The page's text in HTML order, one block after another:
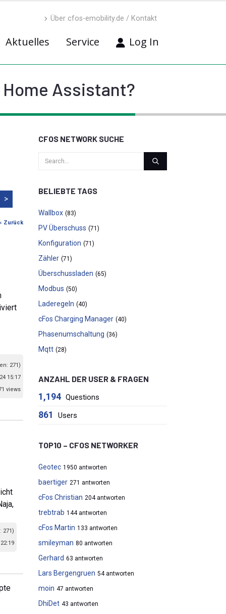
Über cfos-emobility.de / Kontakt
Aktuelles Service Log In
Assistant?
>
Zurück
271)
15:17
views
271)
CFOS NETWORK SUCHE
BELIEBTE TAGS
Wallbox (83)
PV Überschuss (71)
Konfiguration (71)
Zähler (71)
Überschussladen (65)
Modbus (50)
Laderegeln (40)
cFos Charging Manager (40)
Phasenumschaltung (36)
Mqtt (28)
ANZAHL DER USER & FRAGEN
1,194 Questions
861 Users
TOP10 – CFOS NETWORKER
Geotec 1950 antworten
baertiger 271 antworten
cFos Christian 204 antworten
trebtrab 144 antworten
cFos Martin 133 antworten
smileyman 80 antworten
Gerhard 63 antworten
Lars Bergengruen 54 antworten
moin 47 antworten
DhiDet 43 antworten